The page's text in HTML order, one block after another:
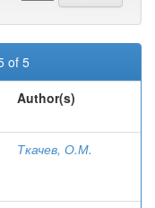
of 5
Author(s)
Ткачев, О.М.